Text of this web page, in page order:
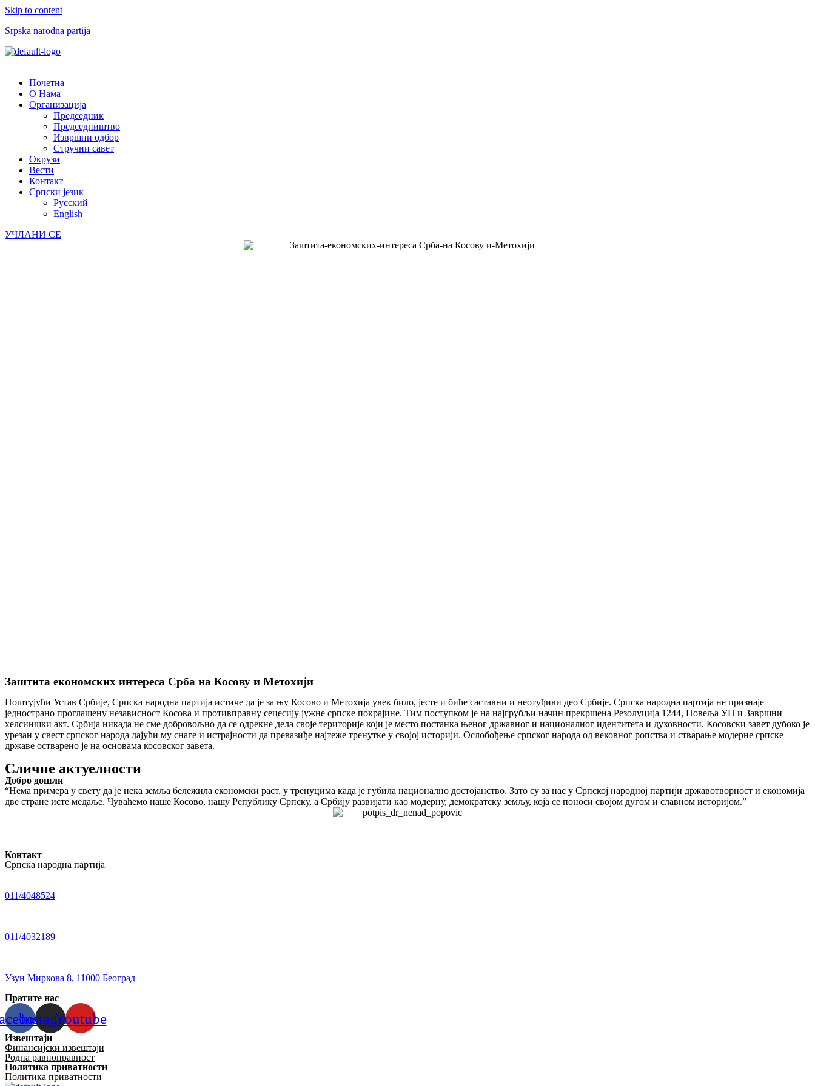
Skip to content
Srpska narodna partija
Почетна
О Нама
Организација
Председник
Председништво
Извршни одбор
Стручни савет
Окрузи
Вести
Контакт
Српски језик
Русский
English
УЧЛАНИ СЕ
Заштита економских интереса Срба на Косову и Метохији
Поштујући Устав Србије, Српска народна партија истиче да је за њу Косово и Метохија увек било, јесте и биће саставни и неотуђиви део Србије. Српска народна партија не признаје
једнострано проглашену независност Косова и противправну сецесију јужне српске покрајине. Тим поступком је на најгрубљи начин прекршена Резолуција 1244, Повеља УН и Завршни
хелсиншки акт. Србија никада не сме добровољно да се одрекне дела своје територије који је место постанка њеног државног и националног идентитета и духовности. Косовски завет дубоко је
урезан у свест српског народа дајући му снаге и истрајности да превазиђе најтеже тренутке у својој историји. Ослобођење српског народа од вековног ропства и стварање модерне српске
државе остварено је на основама косовског завета.
Сличне актуелности
Добро дошли
“Нема примера у свету да је нека земља бележила економски раст, у тренуцима када је губила национално достојанство. Зато су за нас у Српској народној партији државотворност и економија
две стране исте медаље. Чуваћемо наше Косово, нашу Републику Српску, а Србију развијати као модерну, демократску земљу, која се поноси својом дугом и славном историјом.”
Контакт
Српска народна партија
011/4048524
011/4032189
Узун Миркова 8, 11000 Београд
Пратите нас
InstagramYoutube
Извештаји
Финансијски извештаји
Родна равноправност
Политика приватности
Политика приватности